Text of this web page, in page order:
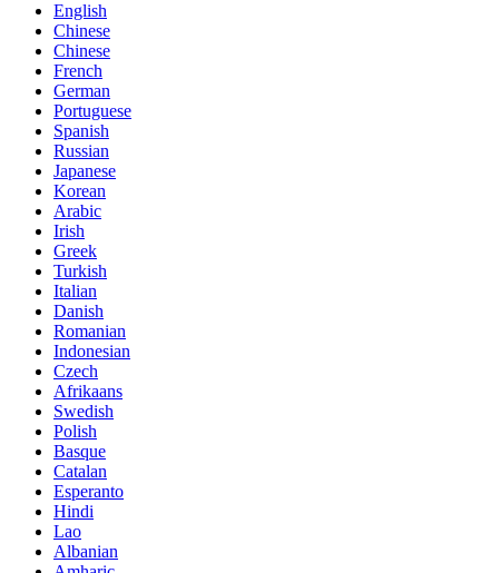
English
Chinese
Chinese
French
German
Portuguese
Spanish
Russian
Japanese
Korean
Arabic
Irish
Greek
Turkish
Italian
Danish
Romanian
Indonesian
Czech
Afrikaans
Swedish
Polish
Basque
Catalan
Esperanto
Hindi
Lao
Albanian